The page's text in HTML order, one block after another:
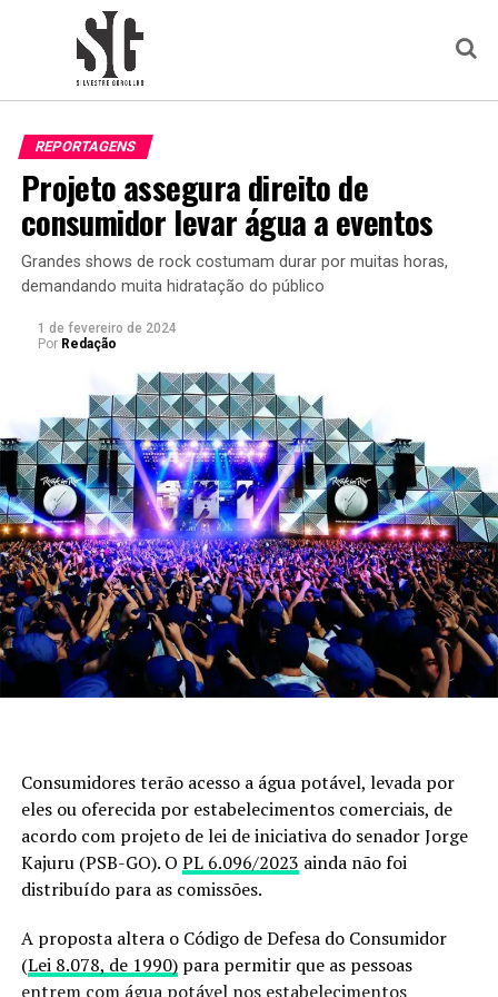
REPORTAGENS
Projeto assegura direito de
consumidor levar água a eventos
Grandes shows de rock costumam durar por muitas horas,
demandando muita hidratação do público
1 de fevereiro de 2024
Por Redação
Consumidores terão acesso a água potável, levada por
eles ou oferecida por estabelecimentos comerciais, de
acordo com projeto de lei de iniciativa do senador Jorge
Kajuru (PSB-GO). O PL 6.096/2023 ainda não foi
distribuído para as comissões.
A proposta altera o Código de Defesa do Consumidor
(Lei 8.078, de 1990)para permitir que as pessoas
entrem com água potável nos estabelecimentos